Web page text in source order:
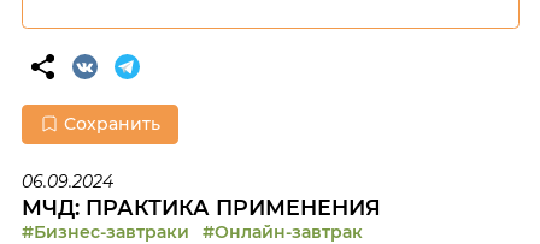
Сохранить
06.09.2024
МЧД: ПРАКТИКА ПРИМЕНЕНИЯ
#Бизнес-завтраки
#Онлайн-завтрак